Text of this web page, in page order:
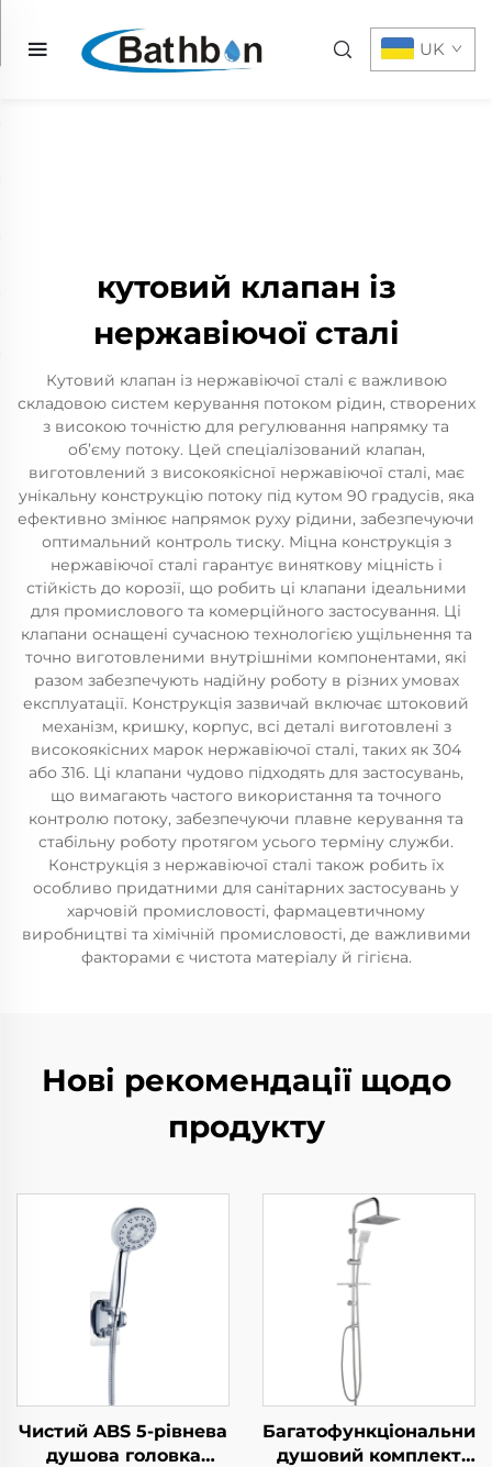
UK
кутовий клапан із
нержавіючої сталі
Кутовий клапан із нержавіючої сталі є важливою
складовою систем керування потоком рідин, створених
з високою точністю для регулювання напрямку та
об’єму потоку. Цей спеціалізований клапан,
виготовлений з високоякісної нержавіючої сталі, має
унікальну конструкцію потоку під кутом 90 градусів, яка
ефективно змінює напрямок руху рідини, забезпечуючи
оптимальний контроль тиску. Міцна конструкція з
нержавіючої сталі гарантує виняткову міцність і
стійкість до корозії, що робить ці клапани ідеальними
для промислового та комерційного застосування. Ці
клапани оснащені сучасною технологією ущільнення та
точно виготовленими внутрішніми компонентами, які
разом забезпечують надійну роботу в різних умовах
експлуатації. Конструкція зазвичай включає штоковий
механізм, кришку, корпус, всі деталі виготовлені з
високоякісних марок нержавіючої сталі, таких як 304
або 316. Ці клапани чудово підходять для застосувань,
що вимагають частого використання та точного
контролю потоку, забезпечуючи плавне керування та
стабільну роботу протягом усього терміну служби.
Конструкція з нержавіючої сталі також робить їх
особливо придатними для санітарних застосувань у
харчовій промисловості, фармацевтичному
виробництві та хімічній промисловості, де важливими
факторами є чистота матеріалу й гігієна.
Нові рекомендації щодо
продукту
Чистий ABS 5-рівнева
душова головка
Багатофункціональний
душовий комплект